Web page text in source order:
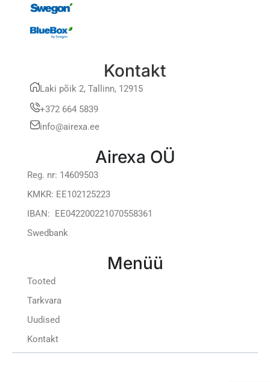
Kontakt
Laki põik 2, Tallinn, 12915
+372 664 5839
info@airexa.ee
Airexa OÜ
Reg. nr: 14609503
KMKR: EE102125223
IBAN: EE042200221070558361
Swedbank
Menüü
Tooted
Tarkvara
Uudised
Kontakt